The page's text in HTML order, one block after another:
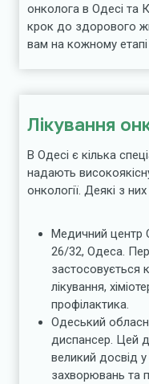
онколога в Одесі та
крок до здорового
вам на кожному
Лікування
В Одесі є кілька
надають
онкології. Деякі з
Медичний центр
26/32, Одеса.
застосовується
лікування,
профілактика.
Одеський
диспансер. Цей
великий досвід у
захворювань та